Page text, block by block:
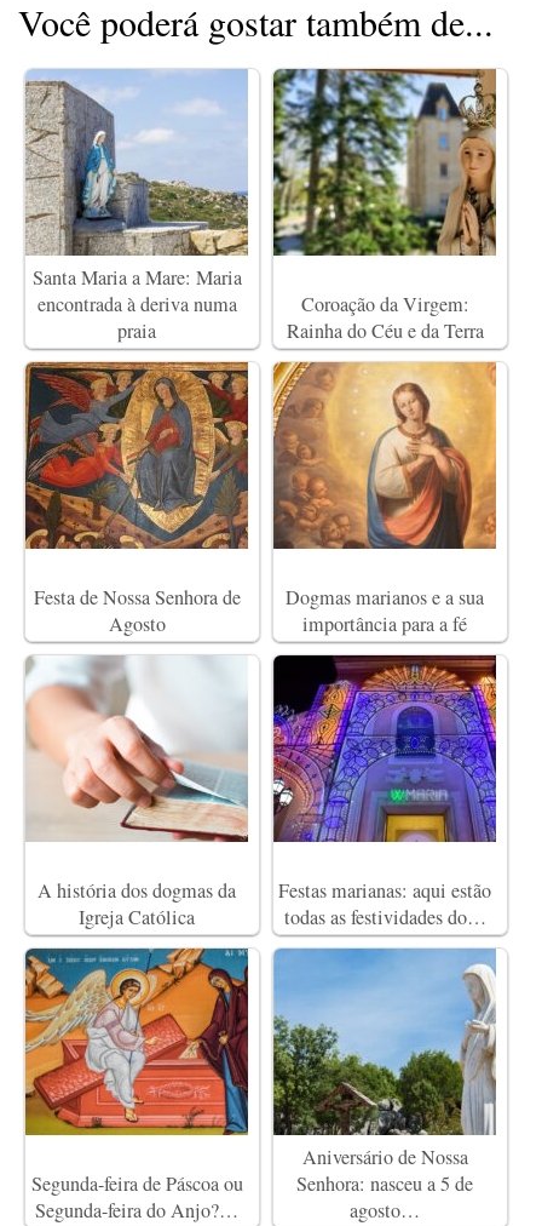
Você poderá gostar também de...
Santa Maria a Mare: Maria
encontrada à deriva numa
praia
Coroação da Virgem:
Rainha do Céu e da Terra
Festa de Nossa Senhora de
Agosto
Dogmas marianos e a sua
importância para a fé
A história dos dogmas da
Igreja Católica
Festas marianas: aqui estão
todas as festividades do…
Segunda-feira de Páscoa ou
Segunda-feira do Anjo?…
Aniversário de Nossa
Senhora: nasceu a 5 de
agosto…